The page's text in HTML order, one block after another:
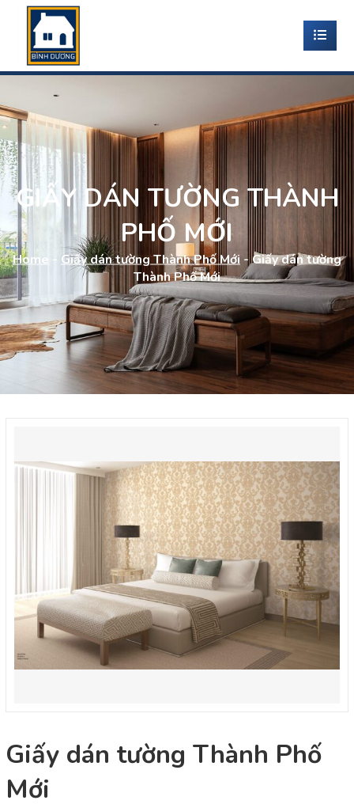
GIẤY DÁN TƯỜNG THÀNH
PHỐ MỚI
Home - Giấy dán tường Thành Phố Mới -Giấy dán tường
Thành Phố Mới
Giấy dán tường Thành Phố
Mới